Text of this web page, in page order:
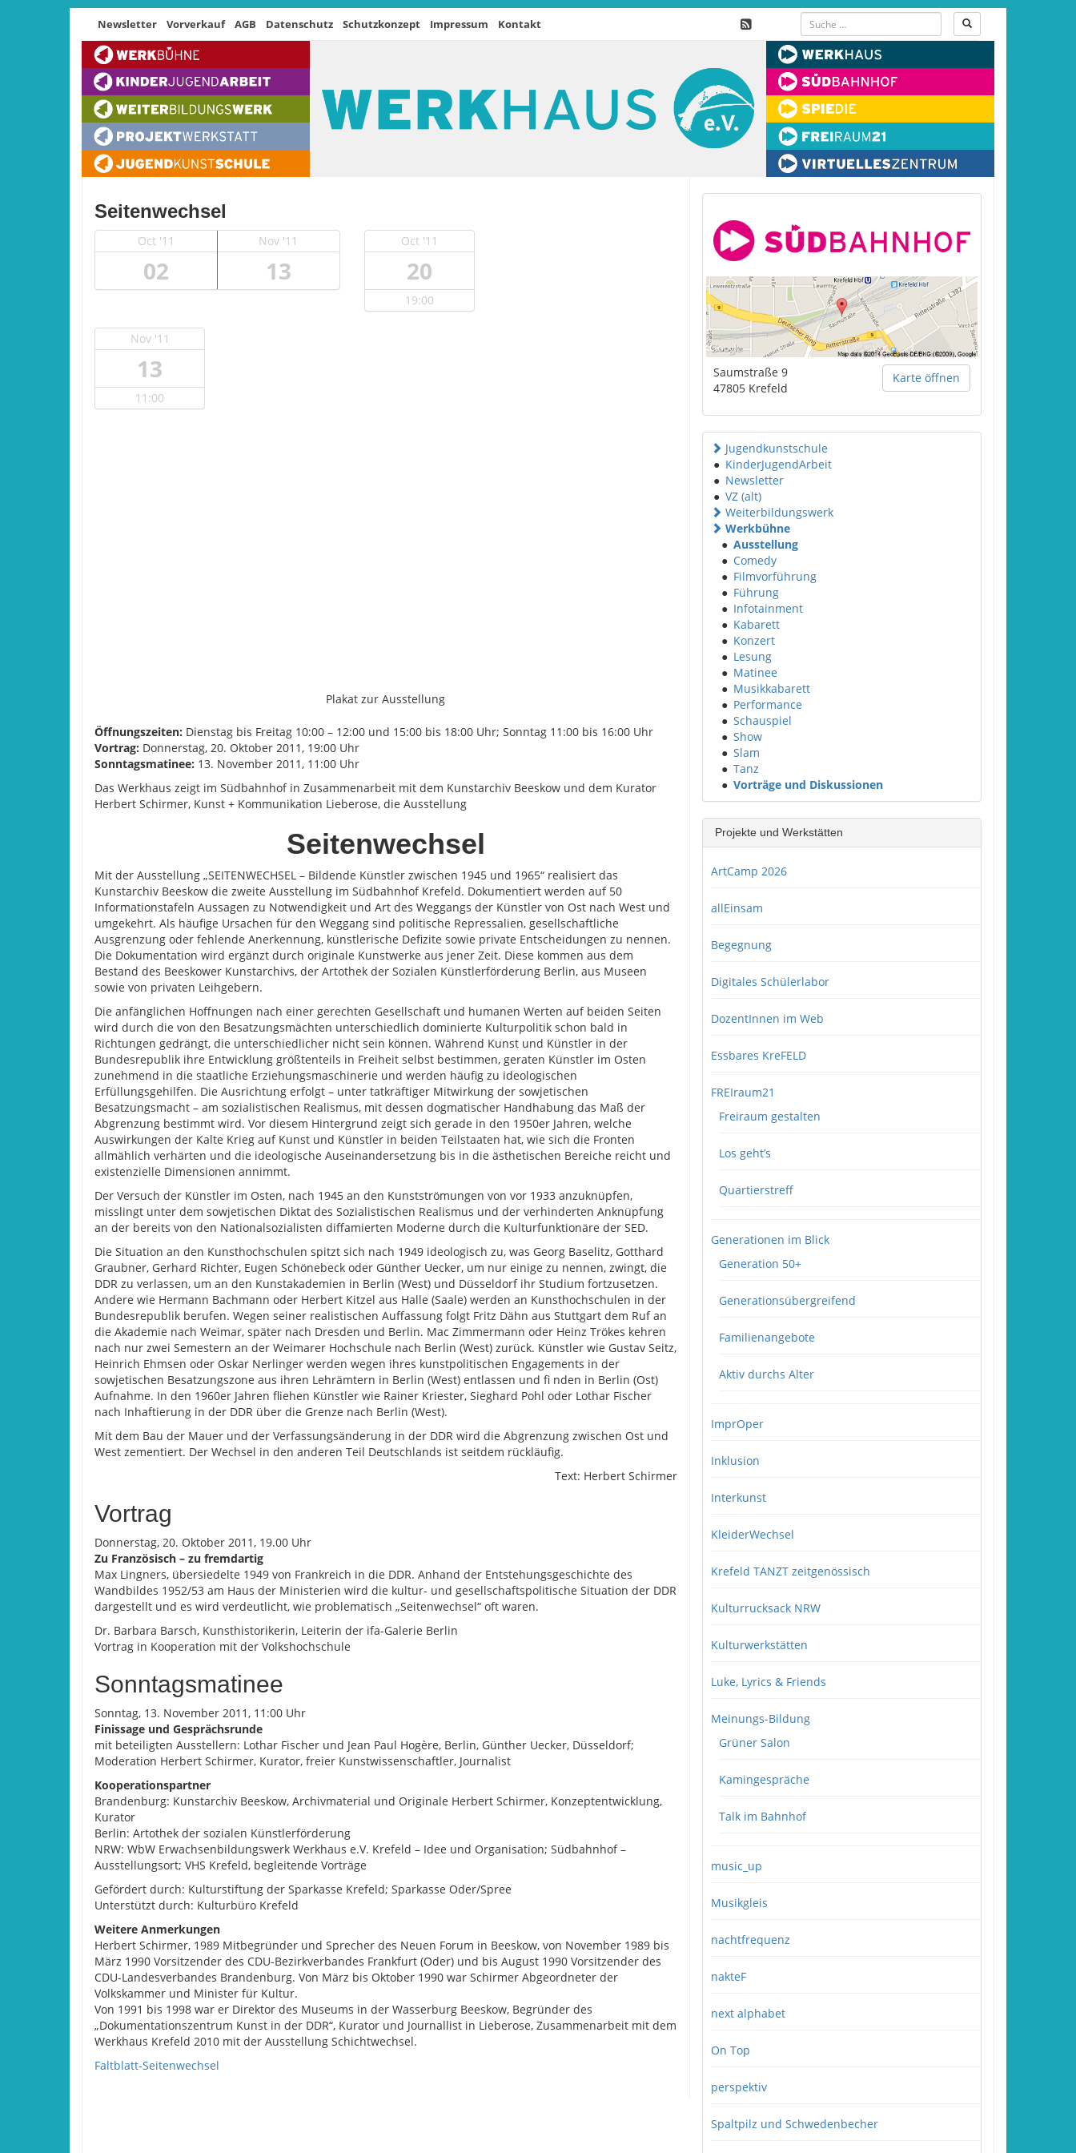
Newsletter Vorverkauf AGB Datenschutz Schutzkonzept Impressum Kontakt
Seitenwechsel
Oct '11 Nov '11
02 13
Oct '11
20
19:00
Nov '11
13
11:00
Plakat zur Ausstellung
Öffnungszeiten: Dienstag bis Freitag 10:00 – 12:00 und 15:00 bis 18:00 Uhr; Sonntag 11:00 bis 16:00 Uhr
Vortrag: Donnerstag, 20. Oktober 2011, 19:00 Uhr
Sonntagsmatinee: 13. November 2011, 11:00 Uhr
Das Werkhaus zeigt im Südbahnhof in Zusammenarbeit mit dem Kunstarchiv Beeskow und dem Kurator
Herbert Schirmer, Kunst + Kommunikation Lieberose, die Ausstellung
Seitenwechsel
Mit der Ausstellung „SEITENWECHSEL – Bildende Künstler zwischen 1945 und 1965“ realisiert das
Kunstarchiv Beeskow die zweite Ausstellung im Südbahnhof Krefeld. Dokumentiert werden auf 50
Informationstafeln Aussagen zu Notwendigkeit und Art des Weggangs der Künstler von Ost nach West und
umgekehrt. Als häuﬁge Ursachen für den Weggang sind politische Repressalien, gesellschaftliche
Ausgrenzung oder fehlende Anerkennung, künstlerische Deﬁzite sowie private Entscheidungen zu nennen.
Die Dokumentation wird ergänzt durch originale Kunstwerke aus jener Zeit. Diese kommen aus dem
Bestand des Beeskower Kunstarchivs, der Artothek der Sozialen Künstlerförderung Berlin, aus Museen
sowie von privaten Leihgebern.
Die anfänglichen Hoffnungen nach einer gerechten Gesellschaft und humanen Werten auf beiden Seiten
wird durch die von den Besatzungsmächten unterschiedlich dominierte Kulturpolitik schon bald in
Richtungen gedrängt, die unterschiedlicher nicht sein können. Während Kunst und Künstler in der
Bundesrepublik ihre Entwicklung größtenteils in Freiheit selbst bestimmen, geraten Künstler im Osten
zunehmend in die staatliche Erziehungsmaschinerie und werden häuﬁg zu ideologischen
Erfüllungsgehilfen. Die Ausrichtung erfolgt – unter tatkräftiger Mitwirkung der sowjetischen
Besatzungsmacht – am sozialistischen Realismus, mit dessen dogmatischer Handhabung das Maß der
Abgrenzung bestimmt wird. Vor diesem Hintergrund zeigt sich gerade in den 1950er Jahren, welche
Auswirkungen der Kalte Krieg auf Kunst und Künstler in beiden Teilstaaten hat, wie sich die Fronten
allmählich verhärten und die ideologische Auseinandersetzung bis in die ästhetischen Bereiche reicht und
existenzielle Dimensionen annimmt.
Der Versuch der Künstler im Osten, nach 1945 an den Kunstströmungen von vor 1933 anzuknüpfen,
misslingt unter dem sowjetischen Diktat des Sozialistischen Realismus und der verhinderten Anknüpfung
an der bereits von den Nationalsozialisten diffamierten Moderne durch die Kulturfunktionäre der SED.
Die Situation an den Kunsthochschulen spitzt sich nach 1949 ideologisch zu, was Georg Baselitz, Gotthard
Graubner, Gerhard Richter, Eugen Schönebeck oder Günther Uecker, um nur einige zu nennen, zwingt, die
DDR zu verlassen, um an den Kunstakademien in Berlin (West) und Düsseldorf ihr Studium fortzusetzen.
Andere wie Hermann Bachmann oder Herbert Kitzel aus Halle (Saale) werden an Kunsthochschulen in der
Bundesrepublik berufen. Wegen seiner realistischen Auffassung folgt Fritz Dähn aus Stuttgart dem Ruf an
die Akademie nach Weimar, später nach Dresden und Berlin. Mac Zimmermann oder Heinz Trökes kehren
nach nur zwei Semestern an der Weimarer Hochschule nach Berlin (West) zurück. Künstler wie Gustav Seitz,
Heinrich Ehmsen oder Oskar Nerlinger werden wegen ihres kunstpolitischen Engagements in der
sowjetischen Besatzungszone aus ihren Lehrämtern in Berlin (West) entlassen und ﬁ nden in Berlin (Ost)
Aufnahme. In den 1960er Jahren ﬂiehen Künstler wie Rainer Kriester, Sieghard Pohl oder Lothar Fischer
nach Inhaftierung in der DDR über die Grenze nach Berlin (West).
Mit dem Bau der Mauer und der Verfassungsänderung in der DDR wird die Abgrenzung zwischen Ost und
West zementiert. Der Wechsel in den anderen Teil Deutschlands ist seitdem rückläuﬁg.
Text: Herbert Schirmer
Vortrag
Donnerstag, 20. Oktober 2011, 19.00 Uhr
Zu Französisch – zu fremdartig
Max Lingners, übersiedelte 1949 von Frankreich in die DDR. Anhand der Entstehungsgeschichte des
Wandbildes 1952/53 am Haus der Ministerien wird die kultur- und gesellschaftspolitische Situation der DDR
dargestellt und es wird verdeutlicht, wie problematisch „Seitenwechsel“ oft waren.
Dr. Barbara Barsch, Kunsthistorikerin, Leiterin der ifa-Galerie Berlin
Vortrag in Kooperation mit der Volkshochschule
Sonntagsmatinee
Sonntag, 13. November 2011, 11:00 Uhr
Finissage und Gesprächsrunde
mit beteiligten Ausstellern: Lothar Fischer und Jean Paul Hogère, Berlin, Günther Uecker, Düsseldorf;
Moderation Herbert Schirmer, Kurator, freier Kunstwissenschaftler, Journalist
Kooperationspartner
Brandenburg: Kunstarchiv Beeskow, Archivmaterial und Originale Herbert Schirmer, Konzeptentwicklung,
Kurator
Berlin: Artothek der sozialen Künstlerförderung
NRW: WbW Erwachsenbildungswerk Werkhaus e.V. Krefeld – Idee und Organisation; Südbahnhof –
Ausstellungsort; VHS Krefeld, begleitende Vorträge
Gefördert durch: Kulturstiftung der Sparkasse Krefeld; Sparkasse Oder/Spree
Unterstützt durch: Kulturbüro Krefeld
Weitere Anmerkungen
Herbert Schirmer, 1989 Mitbegründer und Sprecher des Neuen Forum in Beeskow, von November 1989 bis
März 1990 Vorsitzender des CDU-Bezirkverbandes Frankfurt (Oder) und bis August 1990 Vorsitzender des
CDU-Landesverbandes Brandenburg. Von März bis Oktober 1990 war Schirmer Abgeordneter der
Volkskammer und Minister für Kultur.
Von 1991 bis 1998 war er Direktor des Museums in der Wasserburg Beeskow, Begründer des
„Dokumentationszentrum Kunst in der DDR“, Kurator und Journallist in Lieberose, Zusammenarbeit mit dem
Werkhaus Krefeld 2010 mit der Ausstellung Schichtwechsel.
Faltblatt-Seitenwechsel
Karte öffnen
Saumstraße 9
47805 Krefeld
Jugendkunstschule
● KinderJugendArbeit
● Newsletter
● VZ (alt)
Weiterbildungswerk
Werkbühne
● Ausstellung
● Comedy
● Filmvorführung
● Führung
● Infotainment
● Kabarett
● Konzert
● Lesung
● Matinee
● Musikkabarett
● Performance
● Schauspiel
● Show
● Slam
● Tanz
● Vorträge und Diskussionen
Projekte und Werkstätten
ArtCamp 2026
allEinsam
Begegnung
Digitales Schülerlabor
DozentInnen im Web
Essbares KreFELD
FREIraum21
Freiraum gestalten
Los geht’s
Quartierstreff
Generationen im Blick
Generation 50+
Generationsübergreifend
Familienangebote
Aktiv durchs Alter
ImprOper
Inklusion
Interkunst
KleiderWechsel
Krefeld TANZT zeitgenössisch
Kulturrucksack NRW
Kulturwerkstätten
Luke, Lyrics & Friends
Meinungs-Bildung
Grüner Salon
Kamingespräche
Talk im Bahnhof
music_up
Musikgleis
nachtfrequenz
nakteF
next alphabet
On Top
perspektiv
Spaltpilz und Schwedenbecher